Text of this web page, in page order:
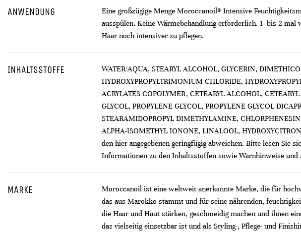
ANWENDUNG
Eine großzügige Menge Moroccanoil® Intensive
ausspülen. Keine Wärmebehandlung erforderlich. 1- bis 2-
Haar noch intensiver zu pflegen.
INHALTSSTOFFE
WATER/AQUA, STEARYL ALCOHOL, GLYCERIN,
HYDROXYPROPYLTRIMONIUM CHLORIDE,
ACRYLATES COPOLYMER, CETEARYL ALCOHOL,
GLYCOL, PROPYLENE GLYCOL, PROPYLENE GLYCOL
STEARAMIDOPROPYL DIMETHYLAMINE,
ALPHA-ISOMETHYL IONONE, LINALOOL,
den hier angegebenen geringfügig abweichen. Bitte lesen Sie
Informationen zu den Inhaltsstoffen sowie Warnhinweise und
MARKE
Moroccanoil ist eine weltweit anerkannte Marke, die für
das aus Marokko stammt und für seine nährenden,
die Haar und Haut stärken, geschmeidig machen und ihnen
das vielseitig einsetzbar ist und als Styling-, Pflege- und